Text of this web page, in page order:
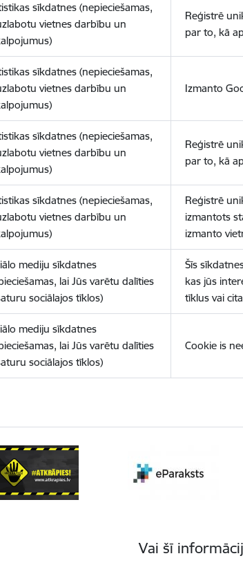
sīkdatnes (nepieciešamas,
vietnes darbību un
Reģistrē
par to, kā
sīkdatnes (nepieciešamas,
vietnes darbību un
Izmanto
sīkdatnes (nepieciešamas,
vietnes darbību un
Reģistrē
par to, kā
sīkdatnes (nepieciešamas,
vietnes darbību un
Reģistrē
izmantots
izmanto
mediju sīkdatnes
lai Jūs varētu dalīties
sociālajos tīklos)
Šīs
kas jūs
tīklus vai
mediju sīkdatnes
lai Jūs varētu dalīties
sociālajos tīklos)
Cookie is
Vai šī